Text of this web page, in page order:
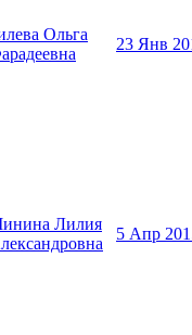
Ольга
23 Янв
Лилия
5 Апр